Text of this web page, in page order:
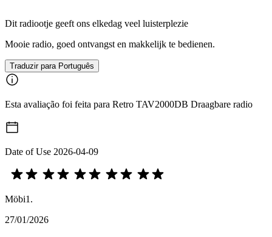
Dit radiootje geeft ons elkedag veel luisterplezie
Mooie radio, goed ontvangst en makkelijk te bedienen.
Traduzir para Português
Esta avaliação foi feita para Retro TAV2000DB Draagbare radio
Date of Use 2026-04-09
Möbi1.
27/01/2026